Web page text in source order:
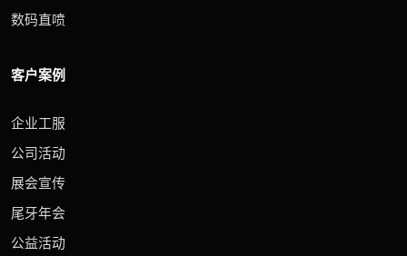
数码直喷
客户案例
企业工服
公司活动
展会宣传
尾牙年会
公益活动